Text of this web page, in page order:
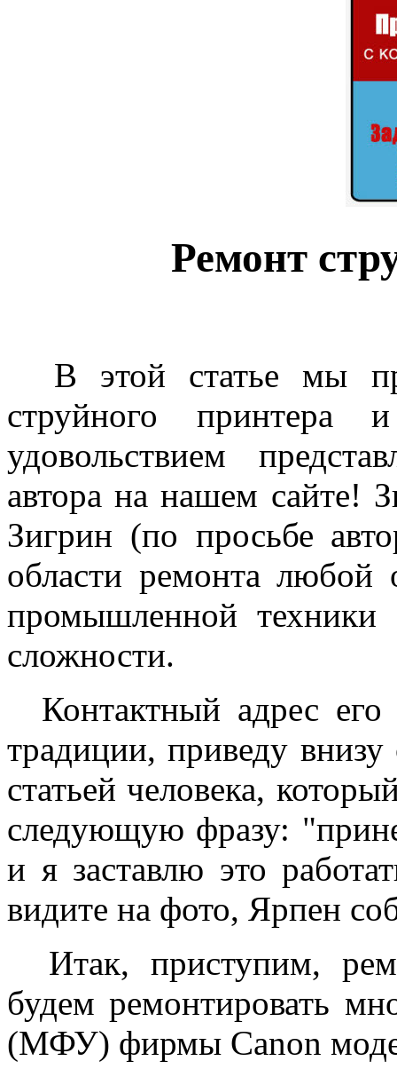
Ремонт
В этой статье мы
струйного
удовольствием
автора на нашем сайте!
Зигрин (по просьбе
области ремонта любой
промышленной техники
сложности.
Контактный адрес
традиции, приведу внизу
статьей человека,
следующую фразу:
и я заставлю это
видите на фото, Ярпен
Итак, приступим,
будем ремонтировать
(МФУ) фирмы Canon